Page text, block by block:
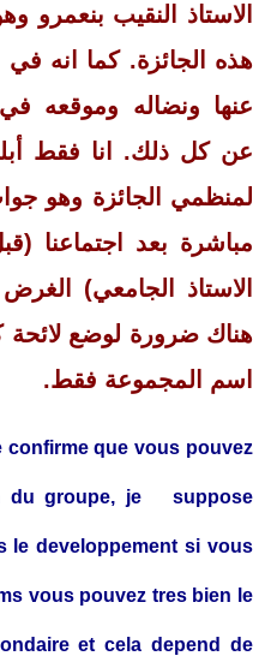
الاستاذ النقيب بنعمرو
هذه الجائزة. كما انه
عنها ونضاله وموقعه في
عن كل ذلك. انا فقط
لمنظمي الجائزة وهو
مباشرة بعد اجتماعنا
الاستاذ الجامعي)
هناك ضرورة لوضع لائحة
اسم المجموعة فقط.
confirme que vous pouvez
du groupe, je suppose
le developpement si vous
vous pouvez tres bien le
et cela depend de